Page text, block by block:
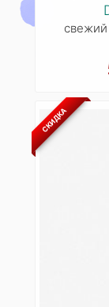
свежий
СКИДКА